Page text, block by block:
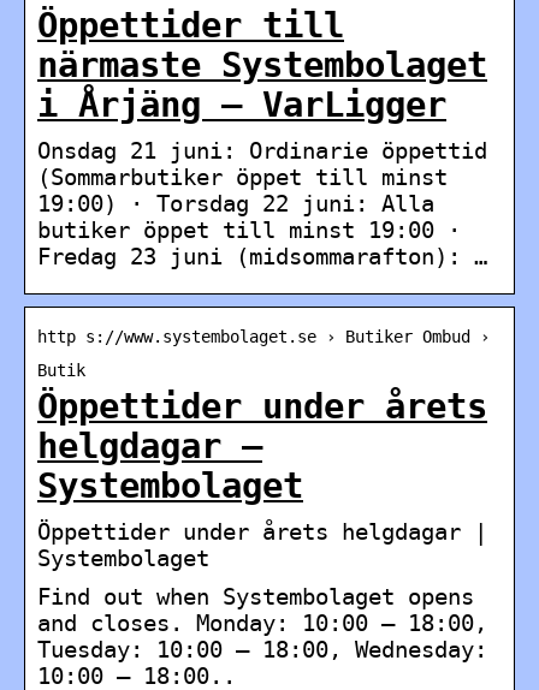
Öppettider till
närmaste Systembolaget
i Årjäng – VarLigger
Onsdag 21 juni: Ordinarie öppettid
(Sommarbutiker öppet till minst
19:00) · Torsdag 22 juni: Alla
butiker öppet till minst 19:00 ·
Fredag 23 juni (midsommarafton): …
http s://www.systembolaget.se › Butiker Ombud ›
Butik
Öppettider under årets
helgdagar –
Systembolaget
Öppettider under årets helgdagar |
Systembolaget
Find out when Systembolaget opens
and closes. Monday: 10:00 – 18:00,
Tuesday: 10:00 – 18:00, Wednesday:
10:00 – 18:00..